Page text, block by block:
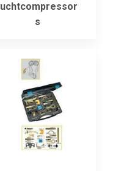
luchtcompressor
s